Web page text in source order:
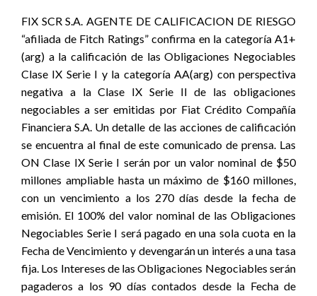
FIX SCR S.A. AGENTE DE CALIFICACION DE RIESGO
“afiliada de Fitch Ratings” confirma en la categoría A1+
(arg) a la calificación de las Obligaciones Negociables
Clase IX Serie I y la categoría AA(arg) con perspectiva
negativa a la Clase IX Serie II de las obligaciones
negociables a ser emitidas por Fiat Crédito Compañía
Financiera S.A. Un detalle de las acciones de calificación
se encuentra al final de este comunicado de prensa. Las
ON Clase IX Serie I serán por un valor nominal de $50
millones ampliable hasta un máximo de $160 millones,
con un vencimiento a los 270 días desde la fecha de
emisión. El 100% del valor nominal de las Obligaciones
Negociables Serie I será pagado en una sola cuota en la
Fecha de Vencimiento y devengarán un interés a una tasa
fija. Los Intereses de las Obligaciones Negociables serán
pagaderos a los 90 días contados desde la Fecha de